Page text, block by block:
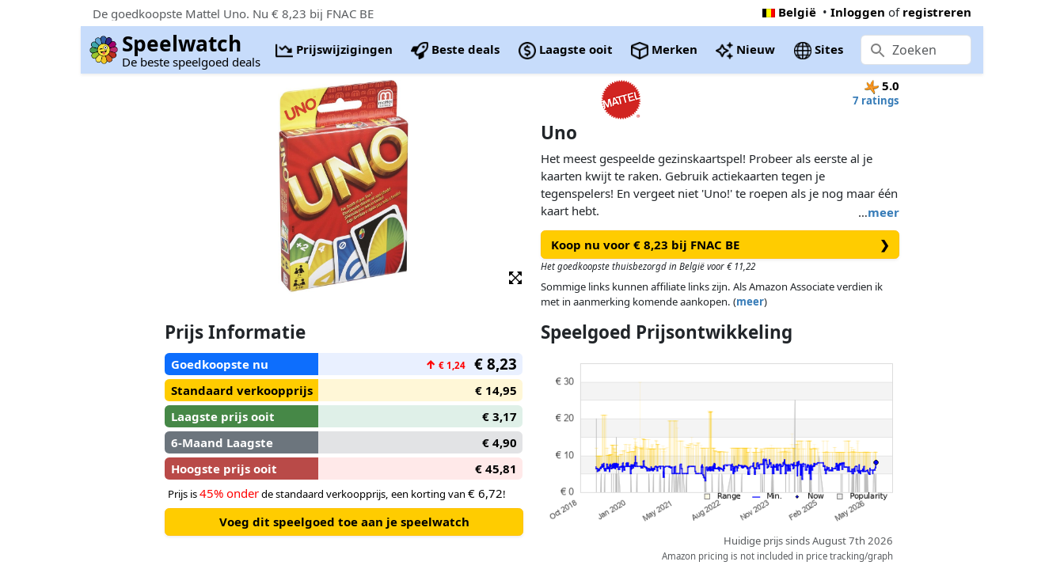
De goedkoopste Mattel Uno. Nu € 8,23 bij FNAC BE België • Inloggen of registreren
Speelwatch
De beste speelgoed deals
Prijswijzigingen Beste deals Laagste ooit Merken Nieuw Sites
5.0
7 ratings
Uno
…meer
Het meest gespeelde gezinskaartspel! Probeer als eerste al je
kaarten kwijt te raken. Gebruik actiekaarten tegen je
tegenspelers! En vergeet niet 'Uno!' te roepen als je nog maar één
kaart hebt.
Koop nu voor € 8,23 bij FNAC BE ❯
Het goedkoopste thuisbezorgd in België voor € 11,22
Sommige links kunnen affiliate links zijn. Als Amazon Associate verdien ik
met in aanmerking komende aankopen. (meer)
Prijs Informatie
Goedkoopste nu ↑ € 1,24 € 8,23
Standaard verkoopprijs
€ 14,95
Laagste prijs ooit
€ 3,17
6-Maand Laagste
€ 4,90
Hoogste prijs ooit
€ 45,81
Prijs is45% onderde standaard verkoopprijs, een korting van € 6,72!
Voeg dit speelgoed toe aan je speelwatch
Speelgoed Prijsontwikkeling
Huidige prijs sinds August 7th 2026
Amazon pricing is not included in price tracking/graph